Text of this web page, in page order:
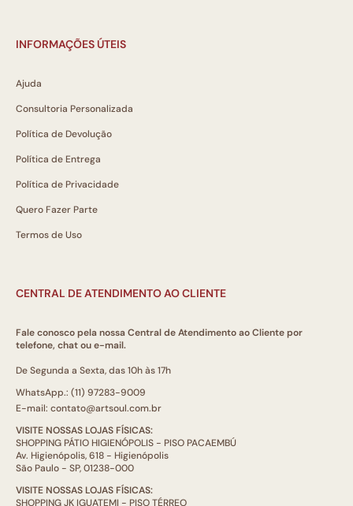
INFORMAÇÕES ÚTEIS
Ajuda
Consultoria Personalizada
Política de Devolução
Política de Entrega
Política de Privacidade
Quero Fazer Parte
Termos de Uso
CENTRAL DE ATENDIMENTO AO CLIENTE
Fale conosco pela nossa Central de Atendimento ao Cliente por
telefone, chat ou e-mail.
De Segunda a Sexta, das 10h às 17h
WhatsApp.: (11) 97283-9009
E-mail: contato@artsoul.com.br
VISITE NOSSAS LOJAS FÍSICAS:
SHOPPING PÁTIO HIGIENÓPOLIS - PISO PACAEMBÚ
Av. Higienópolis, 618 - Higienópolis
São Paulo - SP, 01238-000
VISITE NOSSAS LOJAS FÍSICAS:
SHOPPING JK IGUATEMI - PISO TÉRREO